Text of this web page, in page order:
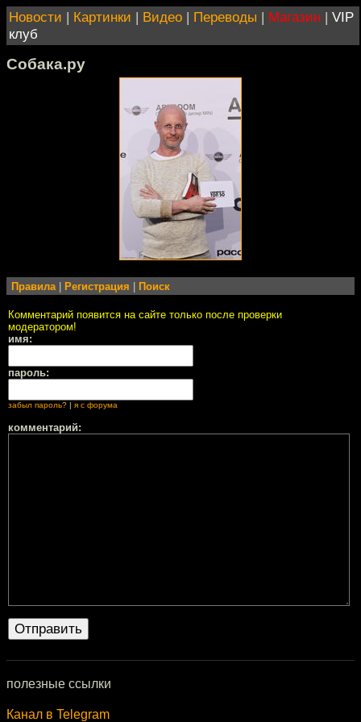
Новости | Картинки | Видео | Переводы | Магазин | VIP
клуб
Собака.ру
Правила Регистрация Поиск
Комментарий появится на сайте только после проверки
модератором!
имя:
пароль:
забыл пароль? | я с форума
комментарий:
полезные ссылки
Канал в Telegram